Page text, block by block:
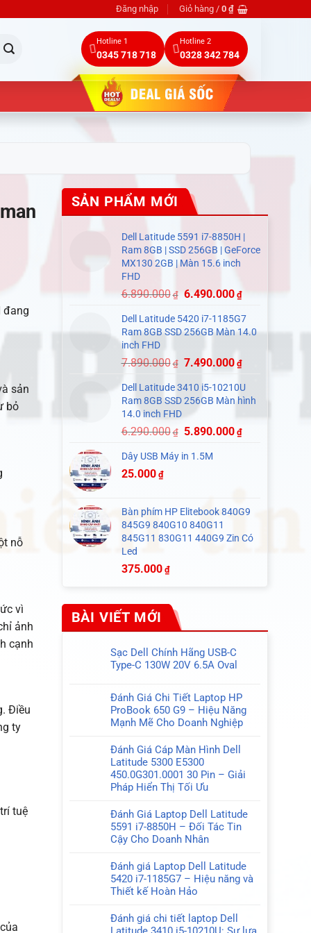
Đăng nhập Giỏ hàng / 0 ₫
Hotline 1
0345 718 718
Hotline 2
0328 342 784
đang
sản
bỏ
nỗ
vì
ảnh
cạnh
Điều
ty
tuệ
SẢN PHẨM MỚI
Dell Latitude 5591 i7-8850H |
Ram 8GB | SSD 256GB | GeForce
MX130 2GB | Màn 15.6 inch
FHD
6.890.000 ₫ 6.490.000 ₫
Dell Latitude 5420 i7-1185G7
Ram 8GB SSD 256GB Màn 14.0
inch FHD
7.890.000 ₫ 7.490.000 ₫
Dell Latitude 3410 i5-10210U
Ram 8GB SSD 256GB Màn hình
14.0 inch FHD
6.290.000 ₫ 5.890.000 ₫
Dây USB Máy in 1.5M
25.000 ₫
Bàn phím HP Elitebook 840G9
845G9 840G10 840G11
845G11 830G11 440G9 Zin Có
Led
375.000 ₫
BÀI VIẾT MỚI
Sạc Dell Chính Hãng USB-C
Type-C 130W 20V 6.5A Oval
bình
luận
ở
Dell
Chính
Hãng
USB-
Type-
C
130W
6.5A
Oval
Đánh Giá Chi Tiết Laptop HP
ProBook 650 G9 – Hiệu Năng
Mạnh Mẽ Cho Doanh Nghiệp
có
bình
luận
ở
Đánh
Giá
Chi
Tiết
Laptop
ProBook
650
G9
Hiệu
Đánh Giá Cáp Màn Hình Dell
Latitude 5300 E5300
450.0G301.0001 30 Pin – Giải
Pháp Hiển Thị Tối Ưu
có
bình
luận
Đánh
Giá
Cáp
Màn
Hình
Dell
Đánh Giá Laptop Dell Latitude
5591 i7-8850H – Đối Tác Tin
Cậy Cho Doanh Nhân
có
bình
luận
Đánh
Giá
Đánh giá Laptop Dell Latitude
5420 i7-1185G7 – Hiệu năng và
Thiết kế Hoàn Hảo
có
bình
Đánh giá chi tiết laptop Dell